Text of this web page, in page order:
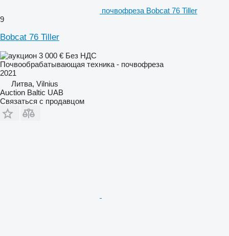
почвофреза Bobcat 76 Tiller
9
Bobcat 76 Tiller
3 000 € Без НДС
Почвообрабатывающая техника - почвофреза
2021
Литва, Vilnius
Auction Baltic UAB
Связаться с продавцом